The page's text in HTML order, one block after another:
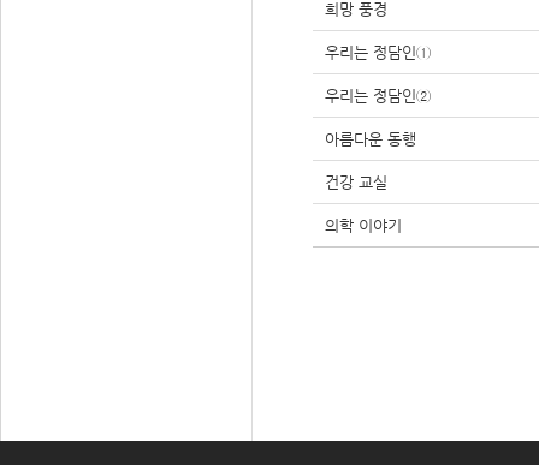
희망 풍경
우리는 정담인①
우리는 정담인②
아름다운 동행
건강 교실
의학 이야기